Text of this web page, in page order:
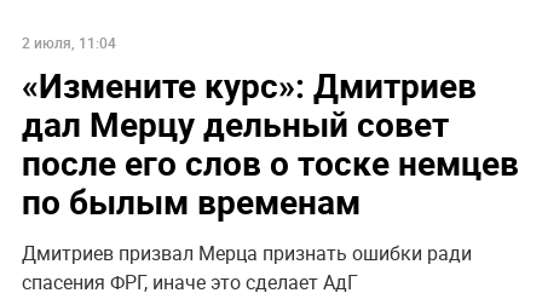
2 июля, 11:04
«Измените курс»: Дмитриев
дал Мерцу дельный совет
после его слов о тоске немцев
по былым временам
Дмитриев призвал Мерца признать ошибки ради
спасения ФРГ, иначе это сделает АдГ